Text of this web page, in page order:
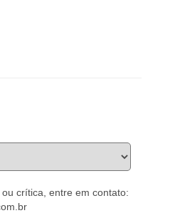
crítica, entre em contato: